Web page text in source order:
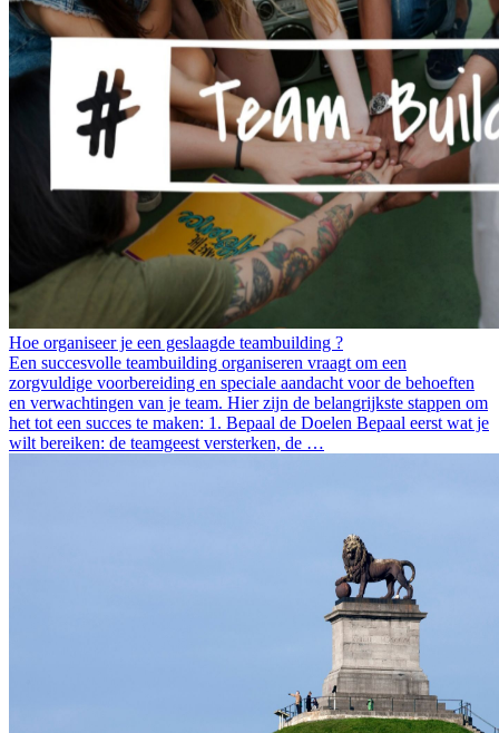
Hoe organiseer je een geslaagde teambuilding ?
Een succesvolle teambuilding organiseren vraagt om een
zorgvuldige voorbereiding en speciale aandacht voor de behoeften
en verwachtingen van je team. Hier zijn de belangrijkste stappen om
het tot een succes te maken: 1. Bepaal de Doelen Bepaal eerst wat je
wilt bereiken: de teamgeest versterken, de …